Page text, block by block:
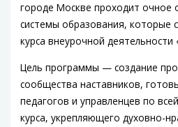
городе Москве проходит очное
системы образования, которые
курса внеурочной
Цель программы — создание
сообщества наставников,
педагогов и управленцев по
курса, укрепляющего духовно-